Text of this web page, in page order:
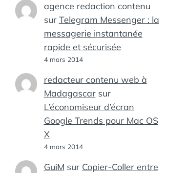
agence redaction contenu
sur Telegram Messenger : la
messagerie instantanée
rapide et sécurisée
4 mars 2014
redacteur contenu web à
Madagascarsur
L’économiseur d’écran
Google Trends pour Mac OS
X
4 mars 2014
GuiM sur Copier-Coller entre